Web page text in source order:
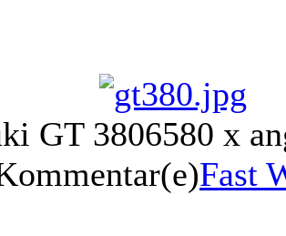
GT 3806580 x
Fast